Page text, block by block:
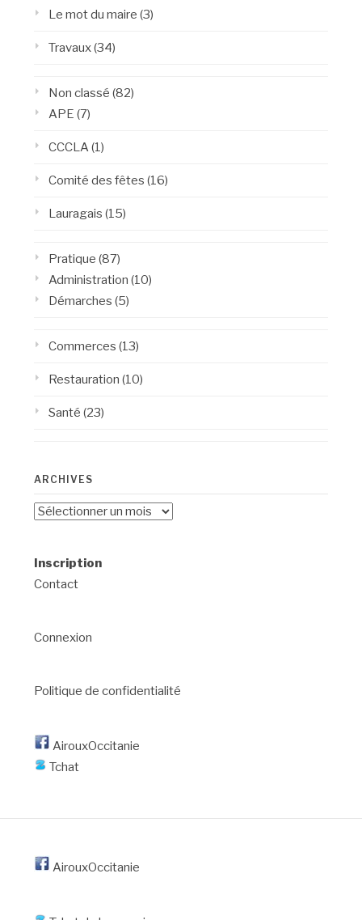
Le mot du maire (3)
Travaux(34)
Non classé (82)
APE (7)
CCCLA(1)
Comité des fêtes (16)
Lauragais (15)
Pratique (87)
Administration (10)
Démarches (5)
Commerces (13)
Restauration (10)
Santé (23)
ARCHIVES
Archives
Inscription
Contact
Connexion
Politique de confidentialité
AirouxOccitanie
Tchat
AirouxOccitanie